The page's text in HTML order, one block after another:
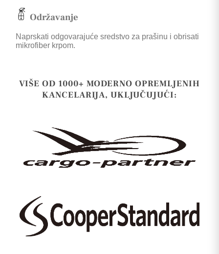
Održavanje
Naprskati odgovarajuće sredstvo za prašinu i obrisati
mikrofiber krpom.
VIŠE OD 1000+ MODERNO OPREMLJENIH
KANCELARIJA, UKLJUČUJUĆI: